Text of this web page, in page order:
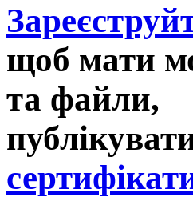
щоб мати
та файли,